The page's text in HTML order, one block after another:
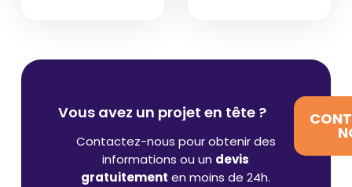
Vous avez un projet en tête ?
Contactez-nous pour obtenir des
informations ou un devis
gratuitement en moins de 24h.